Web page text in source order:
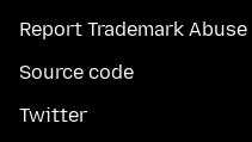
Report Trademark Abuse
Source code
Twitter